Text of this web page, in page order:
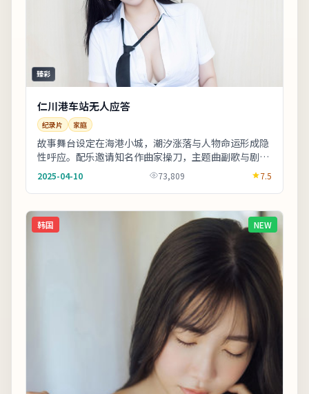
臻彩
仁川港车站无人应答
纪录片 家庭
故事舞台设定在海港小城，潮汐涨落与人物命运形成隐
性呼应。配乐邀请知名作曲家操刀，主题曲副歌与剧情
高潮同步上扬。片尾字幕包含幕后花絮名单，影迷可
向...
2025-04-10 73,809 7.5
韩国 NEW